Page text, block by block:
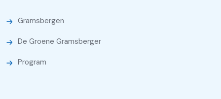
Gramsbergen
De Groene Gramsberger
Program